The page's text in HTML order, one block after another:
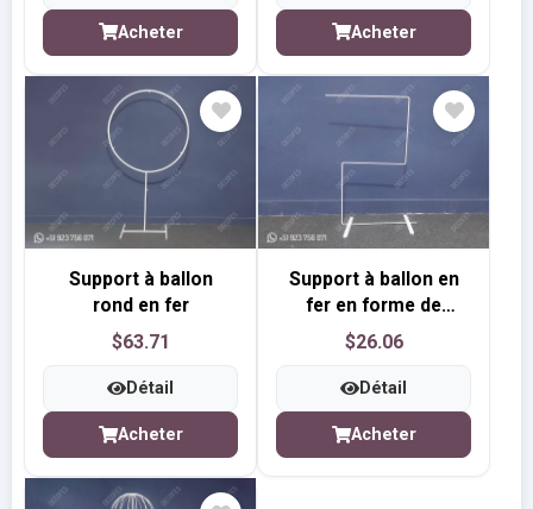
Acheter Acheter
Support à ballon
rond en fer
$63.71
Détail
Acheter
Support à ballon en
fer en forme de
chiffre 2D
$26.06
Détail
Acheter